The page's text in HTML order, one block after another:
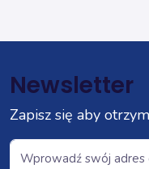
Newsletter
Zapisz się aby